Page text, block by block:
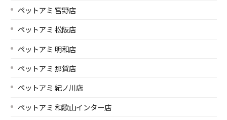
ペットアミ 宮野店
ペットアミ 松阪店
ペットアミ 明和店
ペットアミ 那賀店
ペットアミ 紀ノ川店
ペットアミ 和歌山インター店